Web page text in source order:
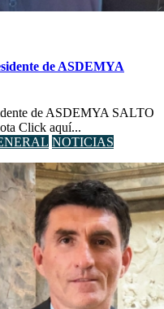
de ASDEMYA
de ASDEMYA SALTO
Click aquí...
NOTICIAS